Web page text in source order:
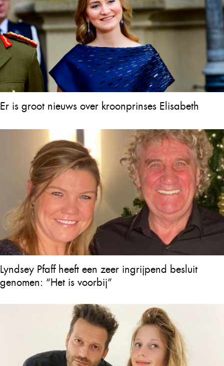
Er is groot nieuws over kroonprinses Elisabeth
Lyndsey Pfaff heeft een zeer ingrijpend besluit
genomen: “Het is voorbij”